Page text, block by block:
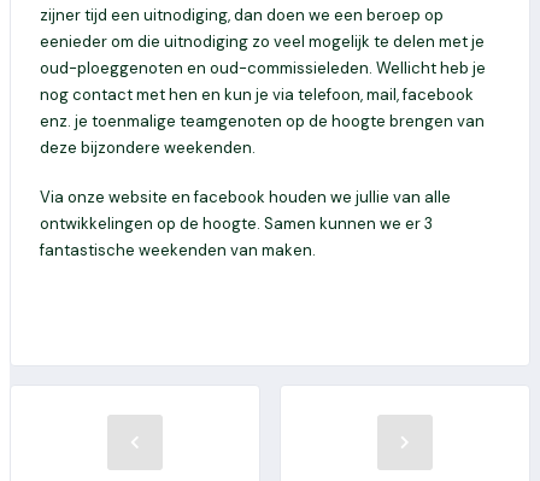
zijner tijd een uitnodiging, dan doen we een beroep op
eenieder om die uitnodiging zo veel mogelijk te delen met je
oud-ploeggenoten en oud-commissieleden. Wellicht heb je
nog contact met hen en kun je via telefoon, mail, facebook
enz. je toenmalige teamgenoten op de hoogte brengen van
deze bijzondere weekenden.
Via onze website en facebook houden we jullie van alle
ontwikkelingen op de hoogte. Samen kunnen we er 3
fantastische weekenden van maken.